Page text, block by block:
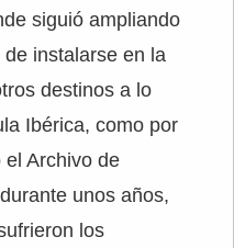
siguió ampliando
instalarse en la
destinos a lo
Ibérica, como por
el Archivo de
unos años,
los